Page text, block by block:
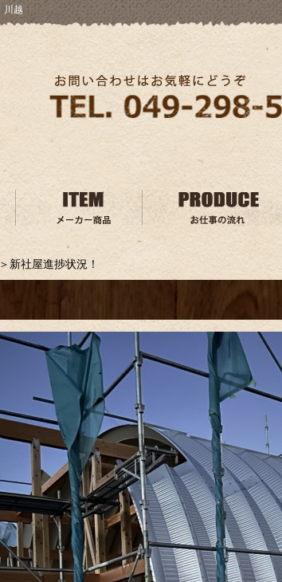
川越
＞新社屋進捗状況！